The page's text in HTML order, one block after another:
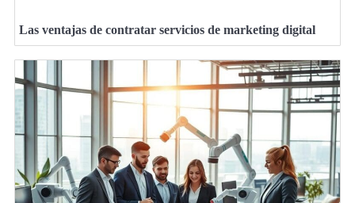
Las ventajas de contratar servicios de marketing digital